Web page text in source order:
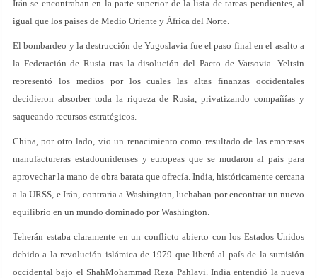
Irán se encontraban en la parte superior de la lista de tareas pendientes, al
igual que los países de Medio Oriente y África del Norte.
El bombardeo y la destrucción de Yugoslavia fue el paso final en el asalto a
la Federación de Rusia tras la disolución del Pacto de Varsovia. Yeltsin
representó los medios por los cuales las altas finanzas occidentales
decidieron absorber toda la riqueza de Rusia, privatizando compañías y
saqueando recursos estratégicos.
China, por otro lado, vio un renacimiento como resultado de las empresas
manufactureras estadounidenses y europeas que se mudaron al país para
aprovechar la mano de obra barata que ofrecía. India, históricamente cercana
a la URSS, e Irán, contraria a Washington, luchaban por encontrar un nuevo
equilibrio en un mundo dominado por Washington.
Teherán estaba claramente en un conflicto abierto con los Estados Unidos
debido a la revolución islámica de 1979 que liberó al país de la sumisión
occidental bajo el ShahMohammad Reza Pahlavi. India entendió la nueva